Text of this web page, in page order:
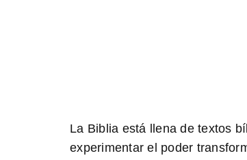
La Biblia está llena de textos
experimentar el poder